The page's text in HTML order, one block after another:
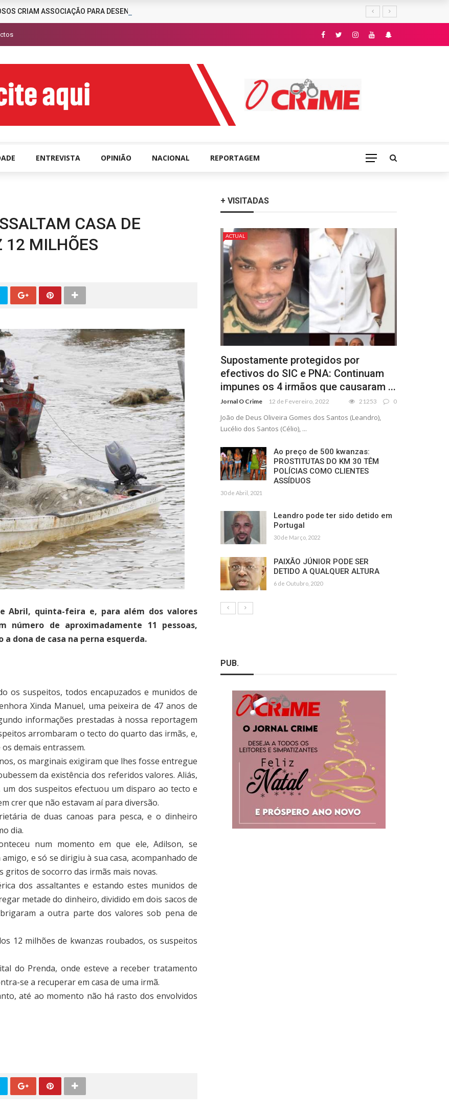
CRIAM ASSOCIAÇÃO PARA DESENCORAJAR A CRIMINALIDADE
ENTREVISTA OPINIÃO NACIONAL REPORTAGEM
CASA DE
12 MILHÕES
Abril, quinta-feira e, para além dos valores
número de aproximadamente 11 pessoas,
dona de casa na perna esquerda.
os suspeitos, todos encapuzados e munidos de
Xinda Manuel, uma peixeira de 47 anos de
informações prestadas à nossa reportagem
arrombaram o tecto do quarto das irmãs, e,
demais entrassem.
os marginais exigiram que lhes fosse entregue
da existência dos referidos valores. Aliás,
dos suspeitos efectuou um disparo ao tecto e
crer que não estavam aí para diversão.
de duas canoas para pesca, e o dinheiro
dia.
num momento em que ele, Adilson, se
e só se dirigiu à sua casa, acompanhado de
de socorro das irmãs mais novas.
dos assaltantes e estando estes munidos de
metade do dinheiro, dividido em dois sacos de
a outra parte dos valores sob pena de
12 milhões de kwanzas roubados, os suspeitos
do Prenda, onde esteve a receber tratamento
se a recuperar em casa de uma irmã.
até ao momento não há rasto dos envolvidos
+ VISITADAS
ACTUAL
Supostamente protegidos por
efectivos do SIC e PNA: Continuam
impunes os 4 irmãos que causaram ...
Jornal O Crime 12 de Fevereiro, 2022 21253 0
João de Deus Oliveira Gomes dos Santos (Leandro),
Lucélio dos Santos (Célio), ...
Ao preço de 500 kwanzas:
PROSTITUTAS DO KM 30 TÊM
POLÍCIAS COMO CLIENTES
ASSÍDUOS
30 de Abril, 2021
Leandro pode ter sido detido em
Portugal
30 de Março, 2022
PAIXÃO JÚNIOR PODE SER
DETIDO A QUALQUER ALTURA
6 de Outubro, 2020
PUB.